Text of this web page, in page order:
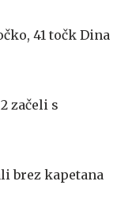
41 točk Dina
začeli s
brez kapetana